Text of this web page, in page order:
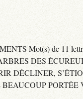
Mot(s) de 11
DES
DÉCLINER,